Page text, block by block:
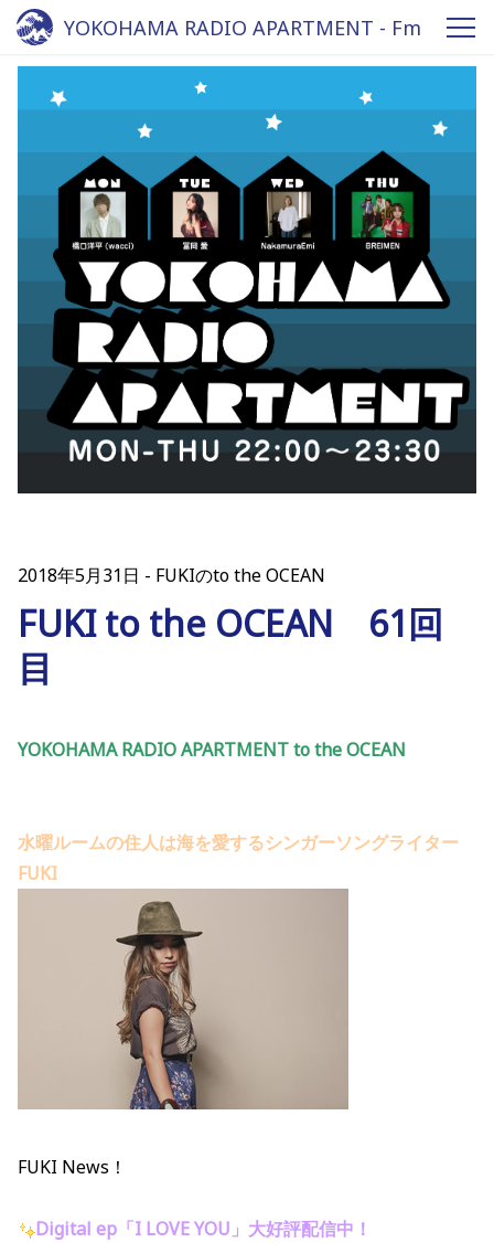
YOKOHAMA RADIO APARTMENT - Fm
yokohama 84.7
2018年5月31日 FUKIのto the OCEAN
FUKI to the OCEAN 61回
目
YOKOHAMA RADIO APARTMENT to the OCEAN
水曜ルームの住人は海を愛するシンガーソングライター
FUKI
FUKI News！
Digital ep「I LOVE YOU」大好評配信中！